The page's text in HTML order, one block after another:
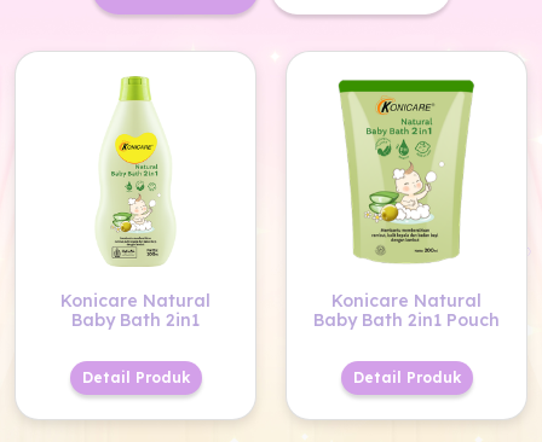
Konicare Natural
Baby Bath 2in1
Detail Produk
Konicare Natural
Baby Bath 2in1 Pouch
Detail Produk